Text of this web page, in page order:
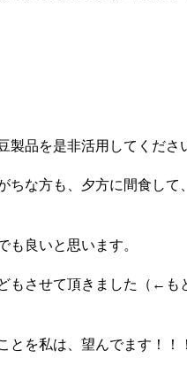
品を是非活用してくださ
ちな方も、夕方に間食して
良いと思います。
もさせて頂きました（←も
とを私は、望んでます！！